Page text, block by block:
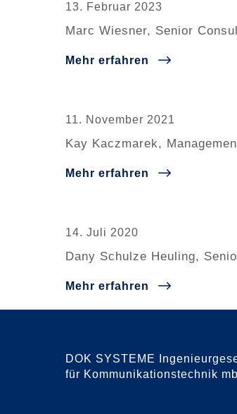
13. Februar 2023
Marc Wiesner, Senior
Mehr erfahren
11. November 2021
Kay Kaczmarek,
Mehr erfahren
14. Juli 2020
Dany Schulze Heuling,
Mehr erfahren
DOK SYSTEME
für Kommunikationstechnik